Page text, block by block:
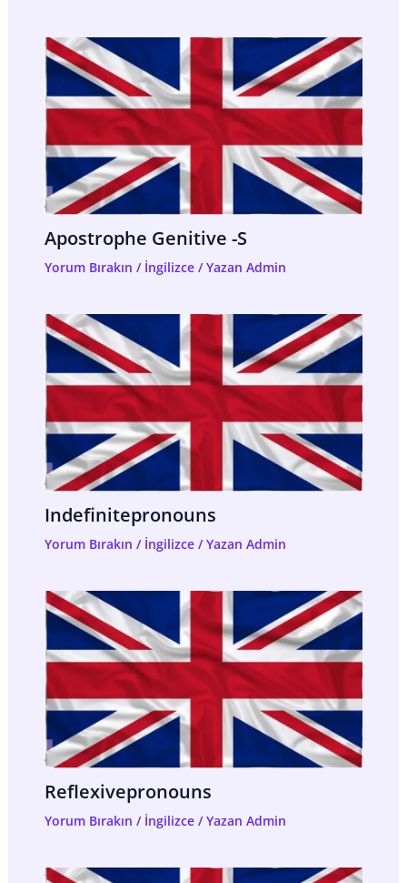
Apostrophe Genitive -s
Yorum Bırakın / İngilizce/ Yazan Admin
Indefinitepronouns
Yorum Bırakın / İngilizce/ Yazan Admin
Reflexivepronouns
Yorum Bırakın / İngilizce/ Yazan Admin